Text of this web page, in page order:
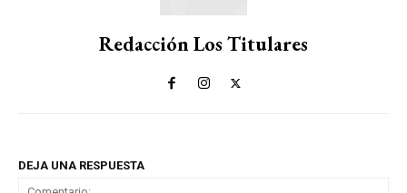
Redacción Los Titulares
DEJA UNA RESPUESTA